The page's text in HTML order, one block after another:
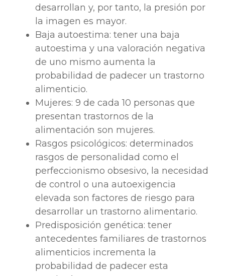
desarrollan y, por tanto, la presión por
la imagen es mayor.
Baja autoestima: tener una baja
autoestima y una valoración negativa
de uno mismo aumenta la
probabilidad de padecer un trastorno
alimenticio.
Mujeres: 9 de cada 10 personas que
presentan trastornos de la
alimentación son mujeres.
Rasgos psicológicos: determinados
rasgos de personalidad como el
perfeccionismo obsesivo, la necesidad
de control o una autoexigencia
elevada son factores de riesgo para
desarrollar un trastorno alimentario.
Predisposición genética: tener
antecedentes familiares de trastornos
alimenticios incrementa la
probabilidad de padecer esta